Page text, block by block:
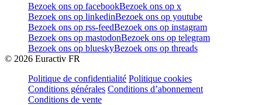
Bezoek ons op facebookBezoek ons op x
Bezoek ons op linkedinBezoek ons op youtube
Bezoek ons op rss-feedBezoek ons op instagram
Bezoek ons op mastodonBezoek ons op telegram
Bezoek ons op blueskyBezoek ons op threads
© 2026 Euractiv FR
Politique de confidentialité Politique cookies
Conditions générales Conditions d’abonnement
Conditions de vente